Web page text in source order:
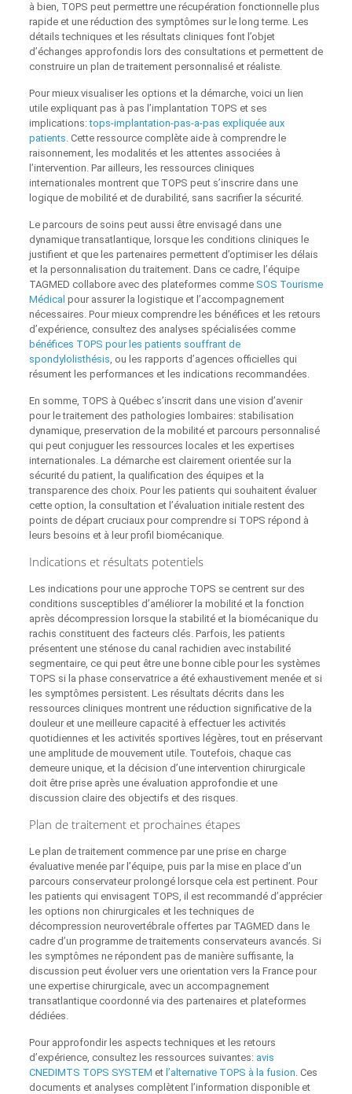
à bien, TOPS peut permettre une récupération fonctionnelle plus
rapide et une réduction des symptômes sur le long terme. Les
détails techniques et les résultats cliniques font l’objet
d’échanges approfondis lors des consultations et permettent de
construire un plan de traitement personnalisé et réaliste.
Pour mieux visualiser les options et la démarche, voici un lien
utile expliquant pas à pas l’implantation TOPS et ses
implications:tops-implantation-pas-a-pas expliquée aux
patients . Cette ressource complète aide à comprendre le
raisonnement, les modalités et les attentes associées à
l’intervention. Par ailleurs, les ressources cliniques
internationales montrent que TOPS peut s’inscrire dans une
logique de mobilité et de durabilité, sans sacrifier la sécurité.
Le parcours de soins peut aussi être envisagé dans une
dynamique transatlantique, lorsque les conditions cliniques le
justifient et que les partenaires permettent d’optimiser les délais
et la personnalisation du traitement. Dans ce cadre, l’équipe
TAGMED collabore avec des plateformes comme SOS Tourisme
Médical pour assurer la logistique et l’accompagnement
nécessaires. Pour mieux comprendre les bénéfices et les retours
d’expérience, consultez des analyses spécialisées comme
bénéfices TOPS pour les patients souffrant de
spondylolisthésis , ou les rapports d’agences officielles qui
résument les performances et les indications recommandées.
En somme, TOPS à Québec s’inscrit dans une vision d’avenir
pour le traitement des pathologies lombaires: stabilisation
dynamique, preservation de la mobilité et parcours personnalisé
qui peut conjuguer les ressources locales et les expertises
internationales. La démarche est clairement orientée sur la
sécurité du patient, la qualification des équipes et la
transparence des choix. Pour les patients qui souhaitent évaluer
cette option, la consultation et l’évaluation initiale restent des
points de départ cruciaux pour comprendre si TOPS répond à
leurs besoins et à leur profil biomécanique.
Indications et résultats potentiels
Les indications pour une approche TOPS se centrent sur des
conditions susceptibles d’améliorer la mobilité et la fonction
après décompression lorsque la stabilité et la biomécanique du
rachis constituent des facteurs clés. Parfois, les patients
présentent une sténose du canal rachidien avec instabilité
segmentaire, ce qui peut être une bonne cible pour les systèmes
TOPS si la phase conservatrice a été exhaustivement menée et si
les symptômes persistent. Les résultats décrits dans les
ressources cliniques montrent une réduction significative de la
douleur et une meilleure capacité à effectuer les activités
quotidiennes et les activités sportives légères, tout en préservant
une amplitude de mouvement utile. Toutefois, chaque cas
demeure unique, et la décision d’une intervention chirurgicale
doit être prise après une évaluation approfondie et une
discussion claire des objectifs et des risques.
Plan de traitement et prochaines étapes
Le plan de traitement commence par une prise en charge
évaluative menée par l’équipe, puis par la mise en place d’un
parcours conservateur prolongé lorsque cela est pertinent. Pour
les patients qui envisagent TOPS, il est recommandé d’apprécier
les options non chirurgicales et les techniques de
décompression neurovertébrale offertes par TAGMED dans le
cadre d’un programme de traitements conservateurs avancés. Si
les symptômes ne répondent pas de manière suffisante, la
discussion peut évoluer vers une orientation vers la France pour
une expertise chirurgicale, avec un accompagnement
transatlantique coordonné via des partenaires et plateformes
dédiées.
Pour approfondir les aspects techniques et les retours
d’expérience, consultez les ressources suivantes: avis
CNEDIMTS TOPS SYSTEM et l’alternative TOPS à la fusion . Ces
documents et analyses complètent l’information disponible et